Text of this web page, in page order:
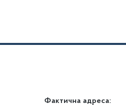
Фактична адреса: